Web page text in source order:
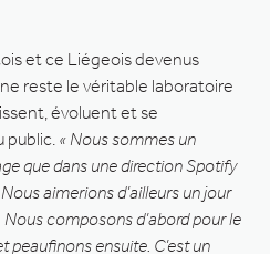
et ce Liégeois devenus
reste le véritable laboratoire
évoluent et se
« Nous sommes un
que dans une direction Spotify
Nous aimerions d’ailleurs un jour
composons d’abord pour le
peaufinons ensuite. C’est un